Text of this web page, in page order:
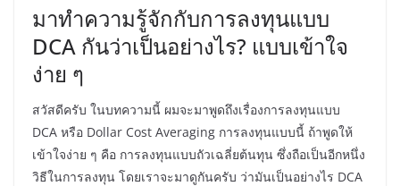
มาทำความรู้จักกับการลงทุนแบบ
DCA กันว่าเป็นอย่างไร? แบบเข้าใจ
ง่าย ๆ
สวัสดีครับ ในบทความนี้ ผมจะมาพูดถึงเรื่องการลงทุนแบบ
DCA หรือ Dollar Cost Averaging การลงทุนแบบนี้ ถ้าพูดให้
เข้าใจง่าย ๆ คือ การลงทุนแบบถัวเฉลี่ยต้นทุน ซึ่งถือเป็นอีกหนึ่ง
วิธีในการลงทุน โดยเราจะมาดูกันครับ ว่ามันเป็นอย่างไร DCA